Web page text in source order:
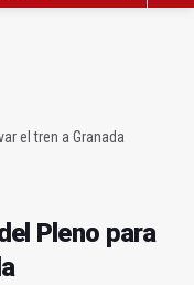
el tren a Granada
Pleno para